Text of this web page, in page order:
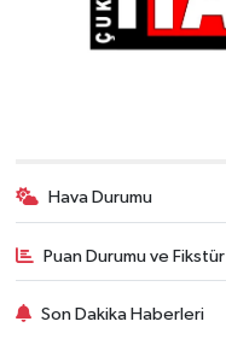
Hava Durumu
Puan Durumu ve Fikstür
Son Dakika Haberleri